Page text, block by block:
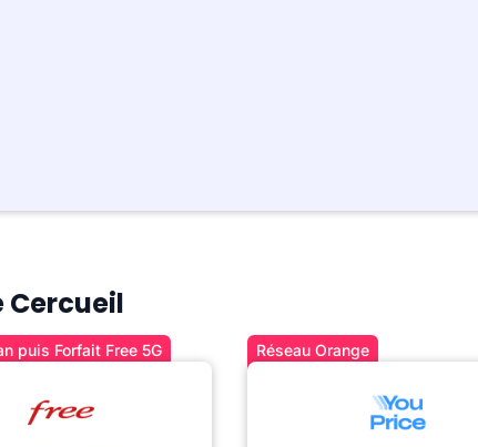
Cercueil
puis Forfait Free 5G Réseau Orange